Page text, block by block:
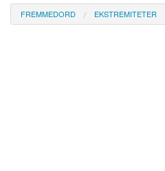
Find bøger
FREMMEDORD EKSTREMITETER